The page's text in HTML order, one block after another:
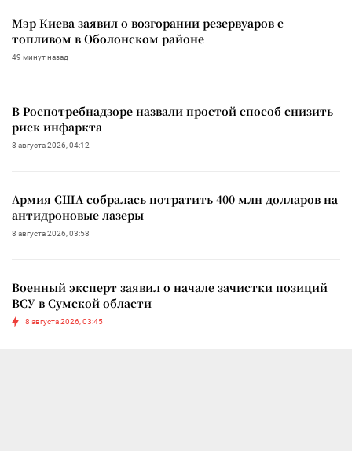
Мэр Киева заявил о возгорании резервуаров с
топливом в Оболонском районе
49 минут назад
В Роспотребнадзоре назвали простой способ снизить
риск инфаркта
8 августа 2026, 04:12
Армия США собралась потратить 400 млн долларов на
антидроновые лазеры
8 августа 2026, 03:58
Военный эксперт заявил о начале зачистки позиций
ВСУ в Сумской области
8 августа 2026, 03:45